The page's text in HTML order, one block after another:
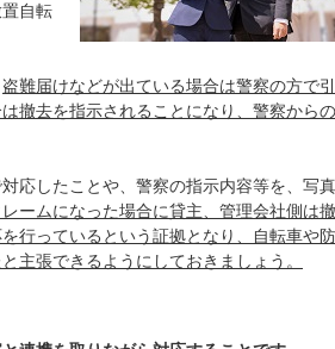
自転
盗難届けなどが出ている場合は警察の方で引
撤去を指示されることになり、警察からの
応したことや、警察の指示内容等を、写真
ームになった場合に貸主、管理会社側は撤
行っているという証拠となり、自転車や防
主張できるようにしておきましょう。